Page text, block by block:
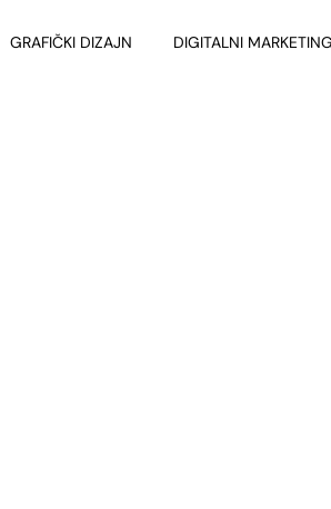
GRAFIČKI DIZAJN DIGITALNI MARKETING